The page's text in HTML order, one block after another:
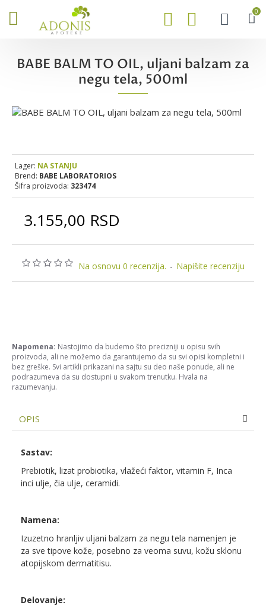
0
BABE BALM TO OIL, uljani balzam za
negu tela, 500ml
Na osnovu 0 recenzija. - Napišite recenziju
3.155,00 RSD
Lager: NA STANJU
Brend: BABE LABORATORIOS
Šifra proizvoda: 323474
Napomena: Nastojimo da budemo što precizniji u opisu svih
proizvoda, ali ne možemo da garantujemo da su svi opisi kompletni i
bez greške. Svi artikli prikazani na sajtu su deo naše ponude, ali ne
podrazumeva da su dostupni u svakom trenutku. Hvala na
razumevanju.
OPIS
Sastav:
Prebiotik, lizat probiotika, vlažeći faktor, vitamin F, Inca
inci ulje, čia ulje, ceramidi.
Namena:
Izuzetno hranljiv uljani balzam za negu tela namenjen je
za sve tipove kože, posebno za veoma suvu, kožu sklonu
atopijskom dermatitisu.
Delovanje: